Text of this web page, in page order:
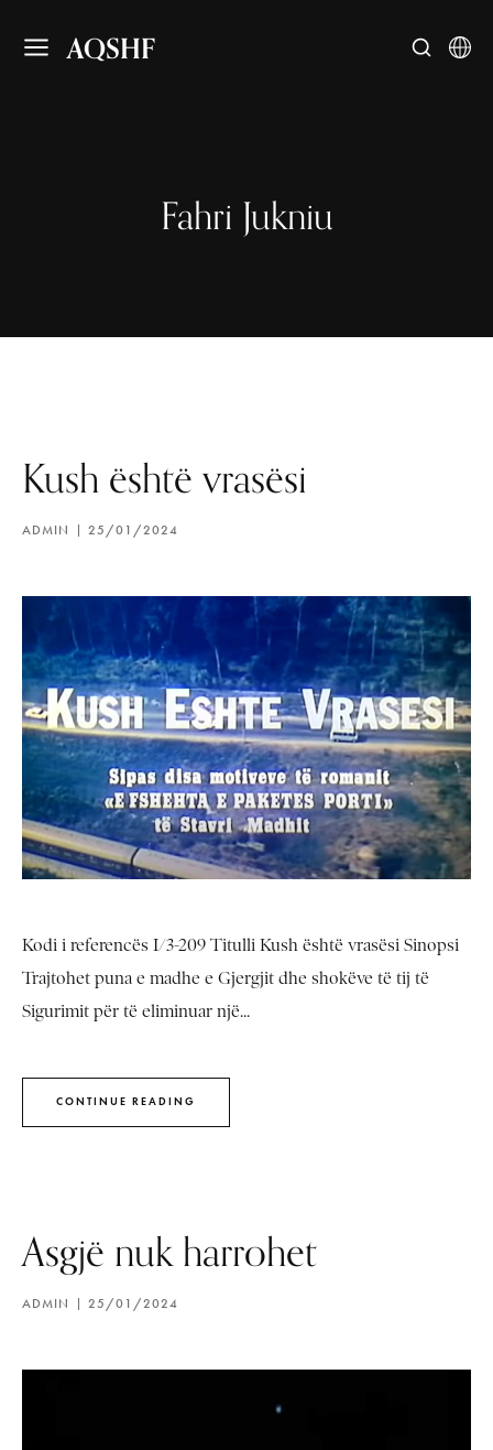
AQSHF
Fahri Jukniu
Kush është vrasësi
ADMIN 25/01/2024
Kodi i referencës I/3-209 Titulli Kush është vrasësi Sinopsi
Trajtohet puna e madhe e Gjergjit dhe shokëve të tij të
Sigurimit për të eliminuar një...
CONTINUE READING
Asgjë nuk harrohet
ADMIN 25/01/2024